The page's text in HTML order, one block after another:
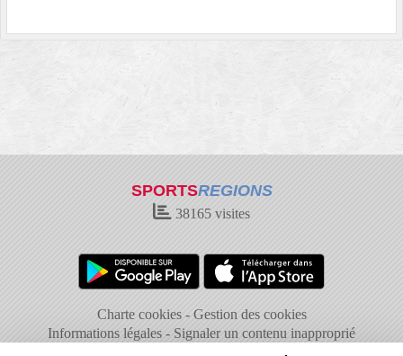
SPORTSREGIONS
38165 visites
Charte cookies
Gestion des cookies
Informations légales
Signaler un contenu inapproprié